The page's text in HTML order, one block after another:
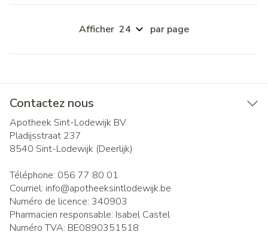
Afficher par page
Contactez nous
Apotheek Sint-Lodewijk BV
Pladijsstraat 237
8540 Sint-Lodewijk (Deerlijk)
Téléphone: 056 77 80 01
Courriel: info@apotheeksintlodewijk.be
Numéro de licence: 340903
Pharmacien responsable: Isabel Castel
Numéro TVA: BE0890351518